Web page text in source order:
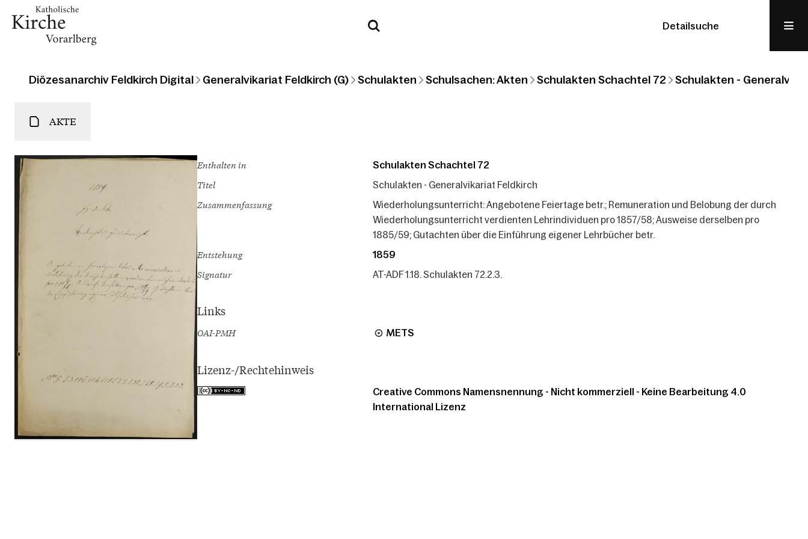
Detailsuche
Diözesanarchiv Feldkirch Digital Generalvikariat Feldkirch (G) Schulakten Schulsachen: Akten Schulakten Schachtel 72 Schulakten -
AKTE
Enthalten in Schulakten Schachtel 72
Titel Schulakten - Generalvikariat Feldkirch
Zusammenfassung
Wiederholungsunterricht: Angebotene Feiertage betr.; Remuneration und Belobung der durch
Wiederholungsunterricht verdienten Lehrindividuen pro 1857/58; Ausweise derselben pro
1885/59; Gutachten über die Einführung eigener Lehrbücher betr.
Entstehung 1859
Signatur AT-ADF 1.18. Schulakten 72.2.3.
Links
OAI-PMH METS
Lizenz-/Rechtehinweis
Creative Commons Namensnennung - Nicht kommerziell - Keine Bearbeitung 4.0
International Lizenz